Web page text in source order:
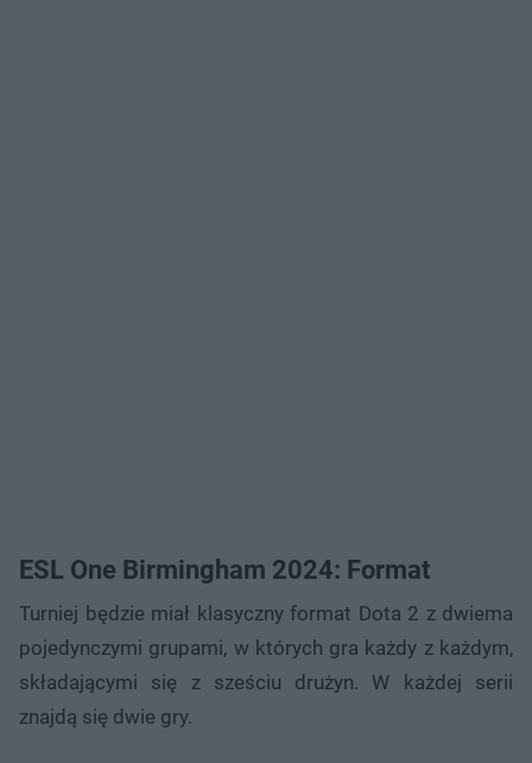
ESL One Birmingham 2024: Format
Turniej będzie miał klasyczny format Dota 2 z dwiema
pojedynczymi grupami, w których gra każdy z każdym,
składającymi się z sześciu drużyn. W każdej serii
znajdą się dwie gry.